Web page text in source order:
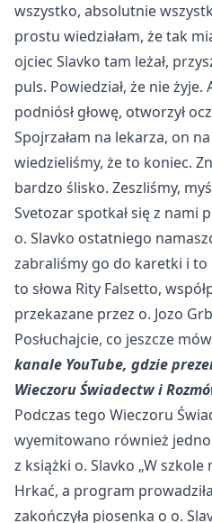
wszystko, absolutnie
prostu wiedziałam, że tak
ojciec Slavko tam leżał,
puls. Powiedział, że nie żyje.
podniósł głowę, otworzył
Spojrzałam na lekarza, on
wiedzieliśmy, że to koniec.
bardzo ślisko. Zeszliśmy,
Svetozar spotkał się z nami
o. Slavko ostatniego
zabraliśmy go do karetki i to
to słowa Rity Falsetto, wspó
przekazane przez o. Jozo
Posłuchajcie, co jeszcze m
kanale YouTube, gdzie
Wieczoru Świadectw i Rozm
Podczas tego Wieczoru
wyemitowano również
z książki o. Slavko „W szkole
Hrkać, a program prowadziła
zakończyła piosenka o o.